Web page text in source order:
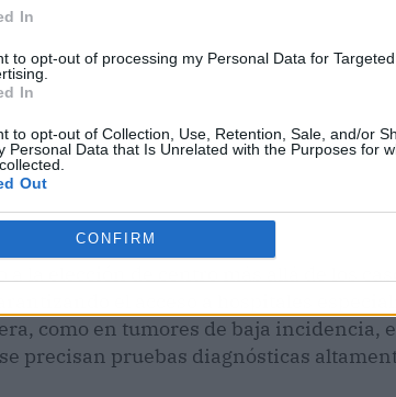
In
to opt-out of processing my Personal Data for Targeted
In
to opt-out of Collection, Use, Retention, Sale, and/or
Personal Data that Is Unrelated with the Purposes for
Out
CONFIRM
la elección de centro más allá de los
el acceso a hospitales
como en tumores de baja incidencia,
precisan pruebas diagnósticas